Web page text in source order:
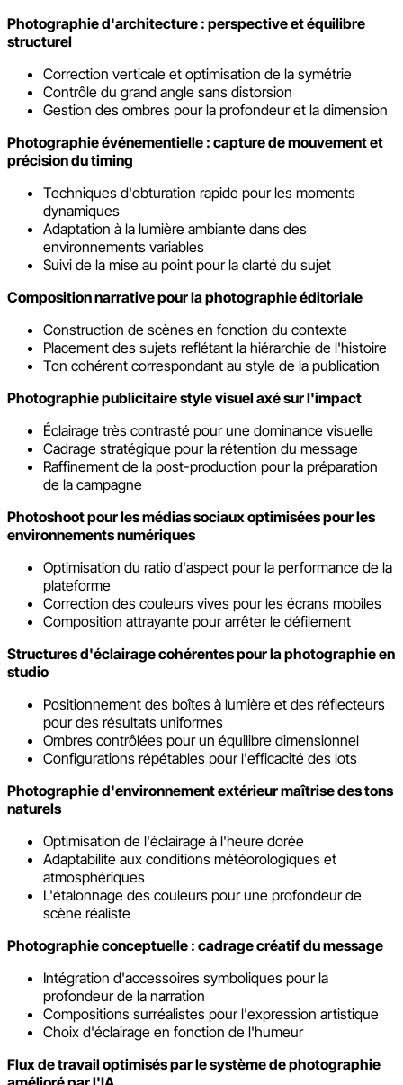
Photographie d'architecture : perspective et équilibre
structurel
Correction verticale et optimisation de la symétrie
Contrôle du grand angle sans distorsion
Gestion des ombres pour la profondeur et la dimension
Photographie événementielle : capture de mouvement et
précision du timing
Techniques d'obturation rapide pour les moments
dynamiques
Adaptation à la lumière ambiante dans des
environnements variables
Suivi de la mise au point pour la clarté du sujet
Composition narrative pour la photographie éditoriale
Construction de scènes en fonction du contexte
Placement des sujets reflétant la hiérarchie de l'histoire
Ton cohérent correspondant au style de la publication
Photographie publicitaire style visuel axé sur l'impact
Éclairage très contrasté pour une dominance visuelle
Cadrage stratégique pour la rétention du message
Raffinement de la post-production pour la préparation
de la campagne
Photoshoot pour les médias sociaux optimisées pour les
environnements numériques
Optimisation du ratio d'aspect pour la performance de la
plateforme
Correction des couleurs vives pour les écrans mobiles
Composition attrayante pour arrêter le défilement
Structures d'éclairage cohérentes pour la photographie en
studio
Positionnement des boîtes à lumière et des réflecteurs
pour des résultats uniformes
Ombres contrôlées pour un équilibre dimensionnel
Configurations répétables pour l'efficacité des lots
Photographie d'environnement extérieur maîtrise des tons
naturels
Optimisation de l'éclairage à l'heure dorée
Adaptabilité aux conditions météorologiques et
atmosphériques
L'étalonnage des couleurs pour une profondeur de
scène réaliste
Photographie conceptuelle : cadrage créatif du message
Intégration d'accessoires symboliques pour la
profondeur de la narration
Compositions surréalistes pour l'expression artistique
Choix d'éclairage en fonction de l'humeur
Flux de travail optimisés par le système de photographie